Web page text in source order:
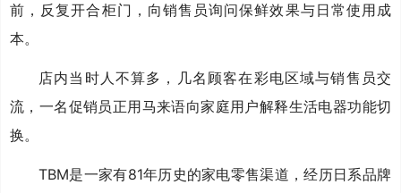
前，反复开合柜门，向销售员询问保鲜效果与日常使用成
本。
店内当时人不算多，几名顾客在彩电区域与销售员交
流，一名促销员正用马来语向家庭用户解释生活电器功能切
换。
TBM是一家有81年历史的家电零售渠道，经历日系品牌